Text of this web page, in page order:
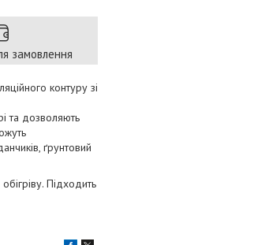
замовлення
контуру зі
та дозволяють
ґрунтовий
Підходить